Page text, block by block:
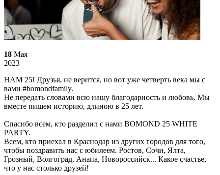
18 Мая
2023
НАМ 25! Друзья, не верится, но вот уже четверть века мы с
вами #bomondfamily.
Не передать словами всю нашу благодарность и любовь. Мы
вместе пишем историю, длиною в 25 лет.
Спасибо всем, кто разделил с нами BOMOND 25 WHITE
PARTY.
Всем, кто приехал в Краснодар из других городов для того,
чтобы поздравить нас с юбилеем. Ростов, Сочи, Ялта,
Грозный, Волгоград, Анапа, Новороссийск... Какое счастье,
что у нас столько друзей!